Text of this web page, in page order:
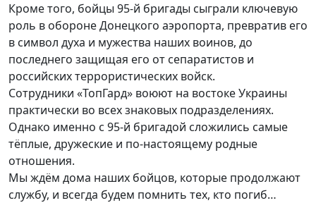
Кроме того, бойцы 95-й бригады сыграли ключевую
роль в обороне Донецкого аэропорта, превратив его
в символ духа и мужества наших воинов, до
последнего защищая его от сепаратистов и
российских террористических войск.
Сотрудники «ТопГард» воюют на востоке Украины
практически во всех знаковых подразделениях.
Однако именно с 95-й бригадой сложились самые
тёплые, дружеские и по-настоящему родные
отношения.
Мы ждём дома наших бойцов, которые продолжают
службу, и всегда будем помнить тех, кто погиб…